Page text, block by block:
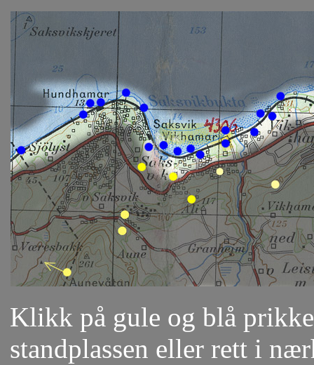
Klikk på gule og blå
standplassen eller rett i